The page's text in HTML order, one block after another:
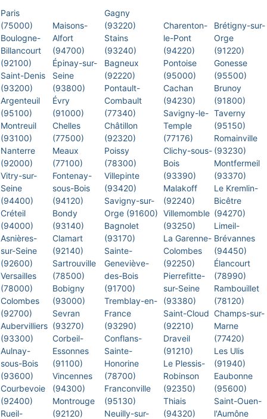
Paris
(75000)
Boulogne-
Billancourt
(92100)
Saint-Denis
(93200)
Argenteuil
(95100)
Montreuil
(93100)
Nanterre
(92000)
Vitry-sur-
Seine
(94400)
Créteil
(94000)
Asnières-
sur-Seine
(92600)
Versailles
(78000)
Colombes
(92700)
Aubervilliers
(93300)
Aulnay-
sous-Bois
(93600)
Courbevoie
(92400)
Rueil-
Maisons-
Alfort
(94700)
Épinay-sur-
Seine
(93800)
Évry
(91000)
Chelles
(77500)
Meaux
(77100)
Fontenay-
sous-Bois
(94120)
Bondy
(93140)
Clamart
(92140)
Sartrouville
(78500)
Bobigny
(93000)
Sevran
(93270)
Corbeil-
Essonnes
(91100)
Vincennes
(94300)
Montrouge
(92120)
Gagny
(93220)
Stains
(93240)
Bagneux
(92220)
Pontault-
Combault
(77340)
Châtillon
(92320)
Poissy
(78300)
Villepinte
(93420)
Savigny-sur-
Orge (91600)
Bagnolet
(93170)
Sainte-
Geneviève-
des-Bois
(91700)
Tremblay-en-
France
(93290)
Conflans-
Sainte-
Honorine
(78700)
Franconville
(95130)
Neuilly-sur-
Charenton-
le-Pont
(94220)
Pontoise
(95000)
Cachan
(94230)
Savigny-le-
Temple
(77176)
Clichy-sous-
Bois
(93390)
Malakoff
(92240)
Villemomble
(93250)
La Garenne-
Colombes
(92250)
Pierrefitte-
sur-Seine
(93380)
Saint-Cloud
(92210)
Draveil
(91210)
Le Plessis-
Robinson
(92350)
Thiais
(94320)
Brétigny-sur-
Orge
(91220)
Gonesse
(95500)
Brunoy
(91800)
Taverny
(95150)
Romainville
(93230)
Montfermeil
(93370)
Le Kremlin-
Bicêtre
(94270)
Limeil-
Brévannes
(94450)
Élancourt
(78990)
Rambouillet
(78120)
Champs-sur-
Marne
(77420)
Les Ulis
(91940)
Eaubonne
(95600)
Saint-Ouen-
l'Aumône